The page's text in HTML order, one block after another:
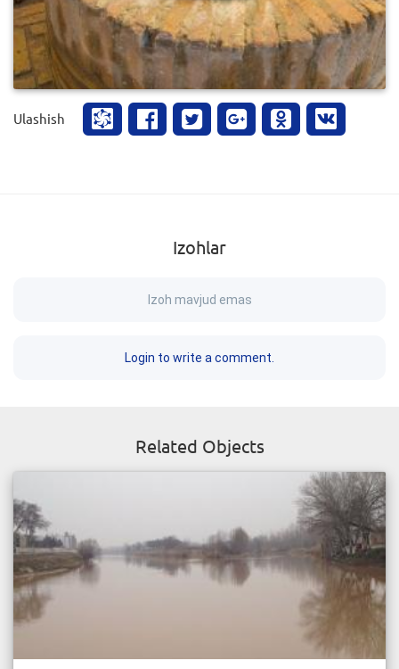
Ulashish
Izohlar
Izoh mavjud emas
Login to write a comment.
Related Objects